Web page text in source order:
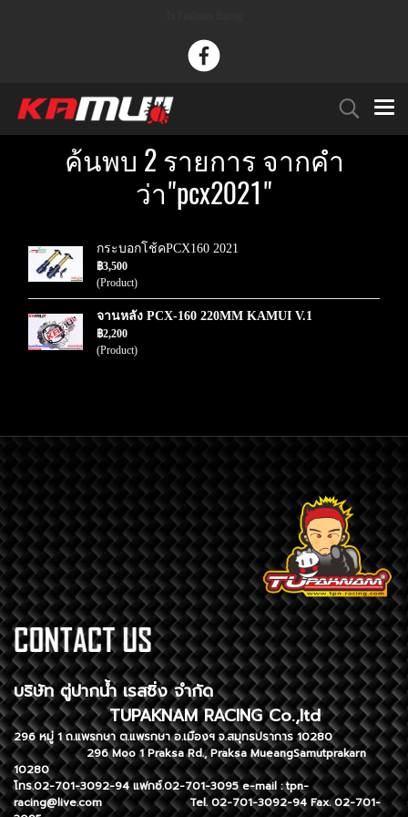
ค้นพบ 2 รายการ จากคำ
ว่า"pcx2021"
กระบอกโช้คPCX160 2021
฿3,500
(Product)
จานหลัง PCX-160 220MM KAMUI V.1
฿2,200
(Product)
บริษัท ตู่ปากน้ำ เรสซิ่ง จำกัด
TUPAKNAM RACING Co.,ltd
296 หมู่ 1 ถ.แพรกษา ต.แพรกษา อ.เมืองฯ จ.สมุทรปราการ 10280
296 Moo 1 Praksa Rd., Praksa MueangSamutprakarn
10280
โทร.02-701-3092-94 แฟกซ์.02-701-3095 e-mail :tpn-
racing@live.com Tel. 02-701-3092-94 Fax. 02-701-